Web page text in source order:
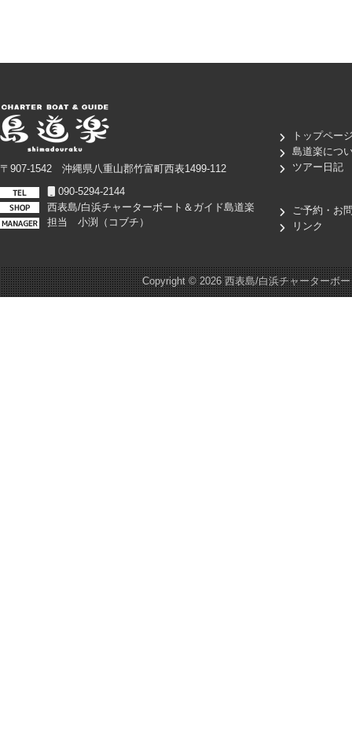
〒907-1542 沖縄県八重山郡竹富町西表1499-112
090-5294-2144
西表島/白浜チャーターボート＆ガイド島道楽
担当 小渕（コブチ）
トップペー
島道楽につ
ツアー日記
ご予約・お
リンク
Copyright ©2026 西表島/白浜チャーターボ